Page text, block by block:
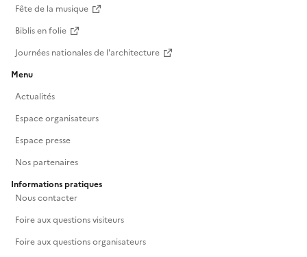
Fête de la musique
Biblis en folie
Journées nationales de l'architecture
Menu
Actualités
Espace organisateurs
Espace presse
Nos partenaires
Informations pratiques
Nous contacter
Foire aux questions visiteurs
Foire aux questions organisateurs